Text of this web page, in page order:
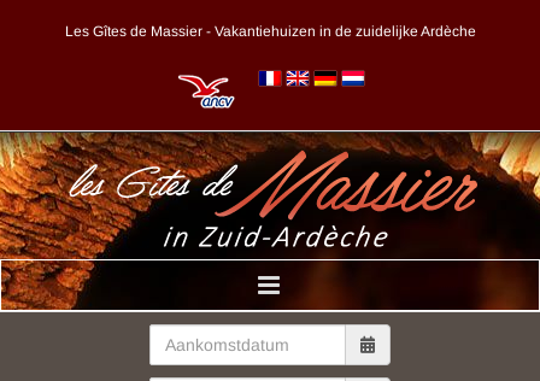
Les Gîtes de Massier - Vakantiehuizen in de zuidelijke Ardèche